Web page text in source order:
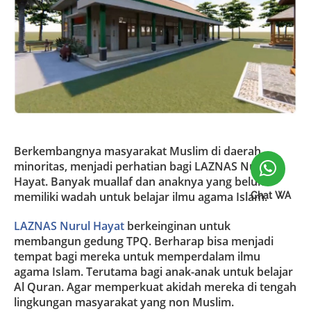
Berkembangnya masyarakat Muslim di daerah
minoritas, menjadi perhatian bagi LAZNAS Nurul
Hayat. Banyak muallaf dan anaknya yang belum
memiliki wadah untuk belajar ilmu agama Islam.
LAZNAS Nurul Hayat berkeinginan untuk
membangun gedung TPQ. Berharap bisa menjadi
tempat bagi mereka untuk memperdalam ilmu
agama Islam. Terutama bagi anak-anak untuk belajar
Al Quran. Agar memperkuat akidah mereka di tengah
lingkungan masyarakat yang non Muslim.
Chat WA